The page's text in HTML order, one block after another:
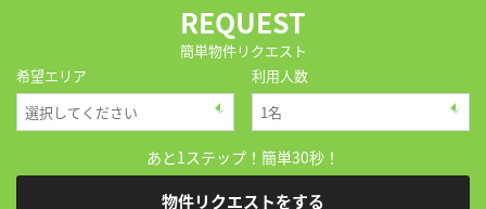
REQUEST
簡単物件リクエスト
希望エリア
利用人数
あと1ステップ！簡単30秒！
物件リクエストをする